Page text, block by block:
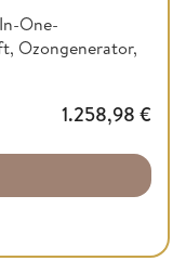
One-
Ozongenerator,
1.258,98 €